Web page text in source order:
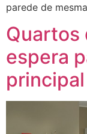
parede de
Quartos
espera